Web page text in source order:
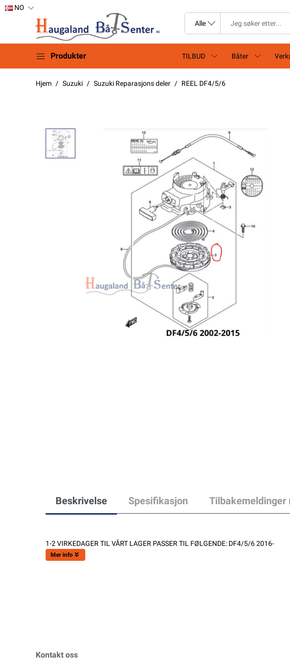
NO
Produkter TILBUD Båter
Hjem Suzuki Suzuki Reparasjons deler REEL DF4/5/6
Beskrivelse Spesifikasjon Tilbakemeldinger
1-2 VIRKEDAGER TIL VÅRT LAGER PASSER TIL FØLGENDE: DF4/5/6 2016-
Mer info
Kontakt oss